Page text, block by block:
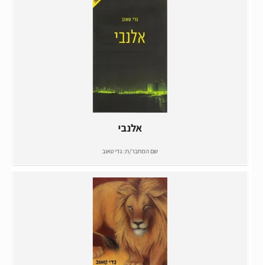
אלנבי
שם המחבר/ת:גדי טאוב